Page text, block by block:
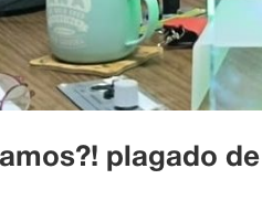
plagado